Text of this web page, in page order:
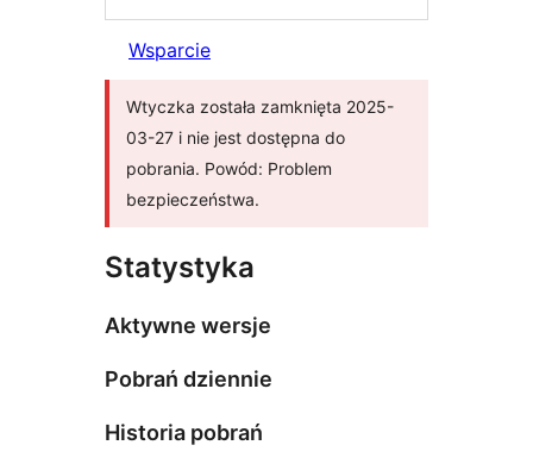
Wsparcie
Wtyczka została zamknięta 2025-
03-27 i nie jest dostępna do
pobrania. Powód: Problem
bezpieczeństwa.
Statystyka
Aktywne wersje
Pobrań dziennie
Historia pobrań